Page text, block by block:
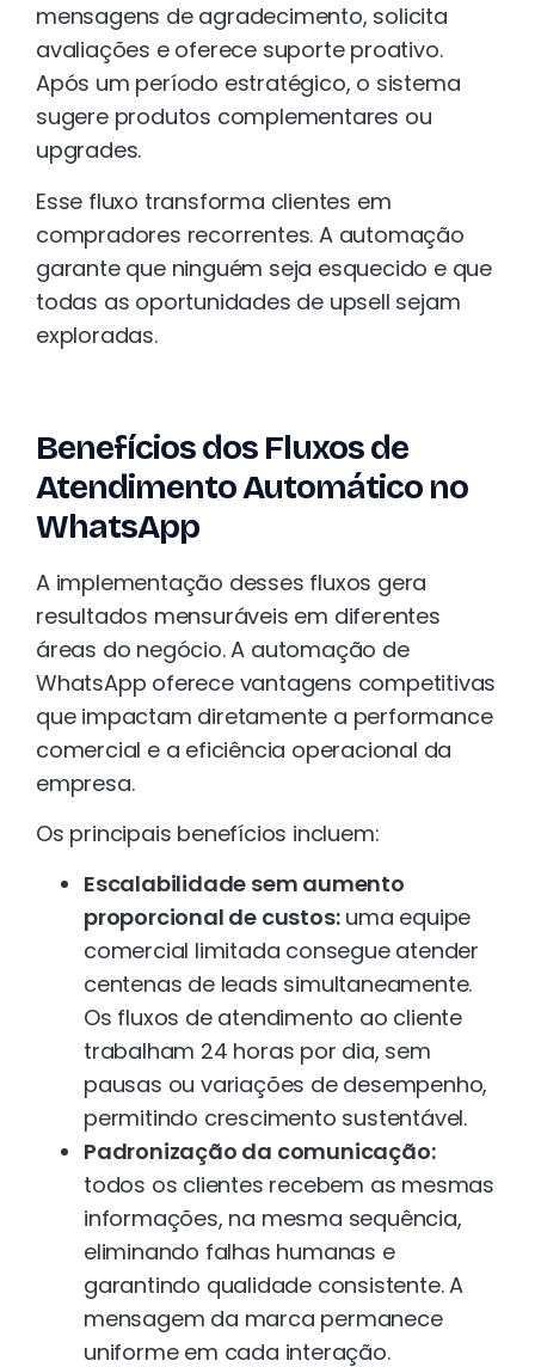
mensagens de agradecimento, solicita
avaliações e oferece suporte proativo.
Após um período estratégico, o sistema
sugere produtos complementares ou
upgrades.
Esse fluxo transforma clientes em
compradores recorrentes. A automação
garante que ninguém seja esquecido e que
todas as oportunidades de upsell sejam
exploradas.
Benefícios dos Fluxos de
Atendimento Automático no
WhatsApp
A implementação desses fluxos gera
resultados mensuráveis em diferentes
áreas do negócio. A automação de
WhatsApp oferece vantagens competitivas
que impactam diretamente a performance
comercial e a eficiência operacional da
empresa.
Os principais benefícios incluem:
Escalabilidade sem aumento
proporcional de custos:uma equipe
comercial limitada consegue atender
centenas de leads simultaneamente.
Os fluxos de atendimento ao cliente
trabalham 24 horas por dia, sem
pausas ou variações de desempenho,
permitindo crescimento sustentável.
Padronização da comunicação:
todos os clientes recebem as mesmas
informações, na mesma sequência,
eliminando falhas humanas e
garantindo qualidade consistente. A
mensagem da marca permanece
uniforme em cada interação.